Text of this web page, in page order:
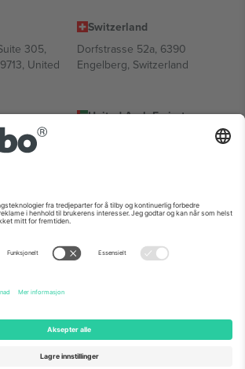
305,
United
Switzerland
Dorfstrasse 52a, 6390
Engelberg, Switzerland
bul
Sofia,
United Arab Emirates
UAE Dubai Silicon Oasis, DDP
Roma
eller domene. For detaljer, sjekk spesifikke
og vilkår.,Firmainformasjon
reservert.